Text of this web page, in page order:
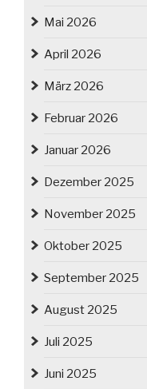
Mai 2026
April 2026
März 2026
Februar 2026
Januar 2026
Dezember 2025
November 2025
Oktober 2025
September 2025
August 2025
Juli 2025
Juni 2025